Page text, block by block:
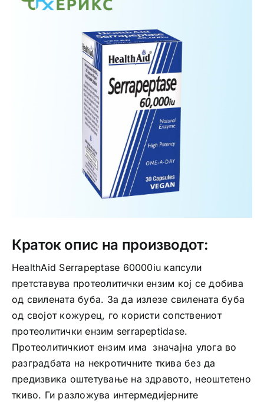
Интимно здравје
Медицински апрати
Краток опис на производот:
HealthAid Serrapeptase 60000iu капсули
претставува протеолитички ензим кој се добива
од свилената буба. За да излезе свилената буба
од својот кожурец, го користи сопствениот
протеолитички ензим serrapeptidase.
Протеолитичкиот ензим има значајна улога во
разградбата на некротичните ткива без да
предизвика оштетување на здравото, неоштетено
ткиво. Ги разложува интермедијерните